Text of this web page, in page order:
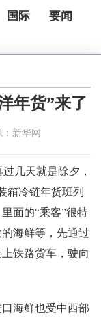
国际
要闻
年货”来了
：新华网
几天就是除夕，
箱冷链年货班列
面的“乘客”很特
海鲜等，先通过
铁路货车，驶向
海鲜也受中西部